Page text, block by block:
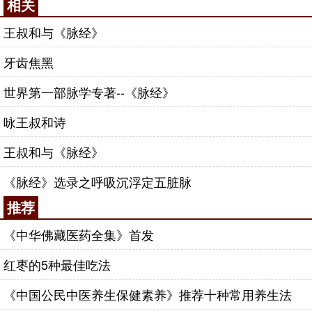
相关
王叔和与《脉经》
牙齿焦黑
世界第一部脉学专著--《脉经》
咏王叔和诗
王叔和与《脉经》
《脉经》选录之呼吸沉浮定五脏脉
推荐
《中华佛藏医药全集》首发
红枣的5种最佳吃法
《中国公民中医养生保健素养》推荐十种常用养生法